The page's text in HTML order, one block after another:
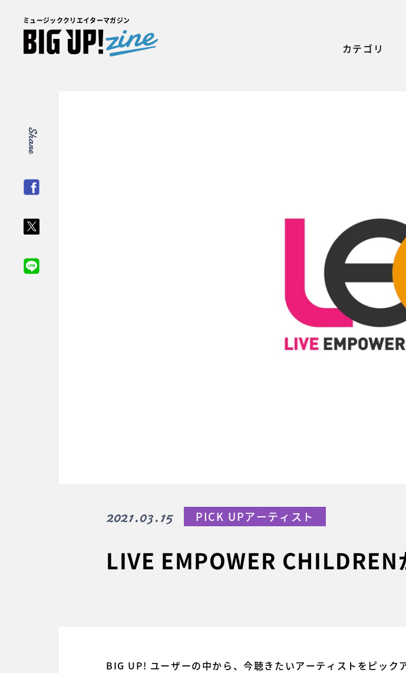
ミュージッククリエイターマガジン
カテゴリ
Share
LIVE EMPOWER CHILDREN
2021.03.15 PICK UPアーティスト
BIG UP! ユーザーの中から、今聴きたいアーティストをピック